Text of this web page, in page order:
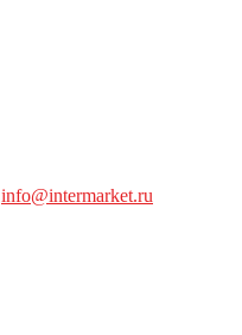
info@intermarket.ru